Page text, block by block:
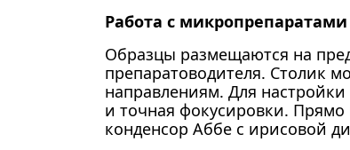
Работа с микропрепаратами
Образцы размещаются на
препаратоводителя. Столик
направлениям. Для настройки
и точная фокусировки. Прямо
конденсор Аббе с ирисовой